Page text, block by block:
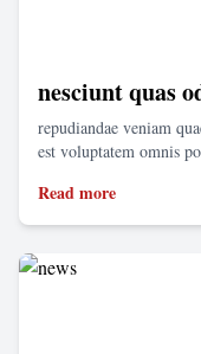
nesciunt quas
repudiandae veniam
est voluptatem omnis
Read more